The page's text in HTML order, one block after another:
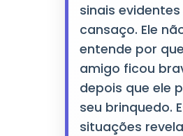
sinais evidentes
cansaço. Ele
entende por
amigo ficou
depois que ele
seu brinquedo.
situações